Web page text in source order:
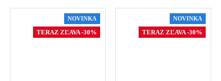
NOVINKA
TERAZ ZĽAVA -30%
NOVINKA
TERAZ ZĽAVA -30%